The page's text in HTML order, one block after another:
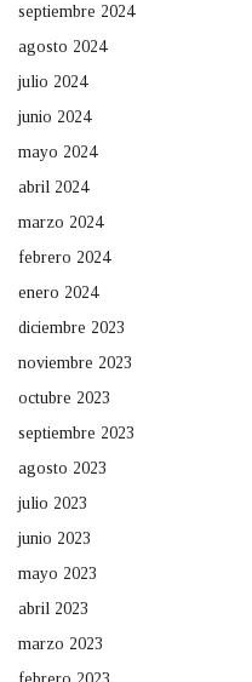
septiembre 2024
agosto 2024
julio 2024
junio 2024
mayo 2024
abril 2024
marzo 2024
febrero 2024
enero 2024
diciembre 2023
noviembre 2023
octubre 2023
septiembre 2023
agosto 2023
julio 2023
junio 2023
mayo 2023
abril 2023
marzo 2023